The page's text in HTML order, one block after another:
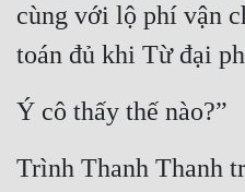
Huyền Nghi
Hài Hước
Hệ Thống
cùng với lộ phí vận
toán đủ khi Từ đại
Ý cô thấy thế nào?”
Trình Thanh Thanh